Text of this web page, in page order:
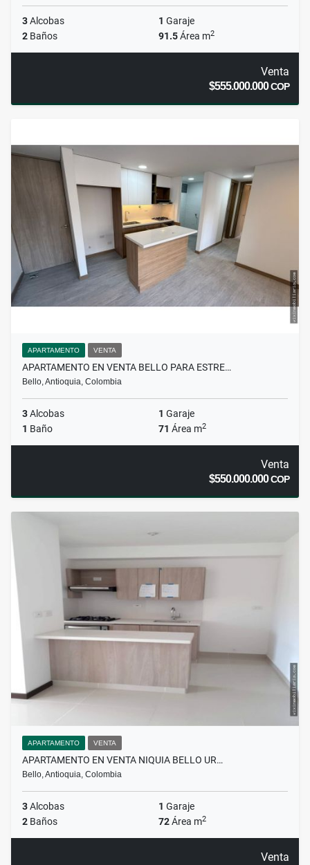
3Alcobas 1 Garaje
2 Baños 91.5Área m2
Venta
$555.000.000COP
APARTAMENTO VENTA
APARTAMENTO EN VENTA BELLO PARA ESTRE…
Bello, Antioquia, Colombia
3Alcobas 1 Garaje
1 Baño 71 Área m2
Venta
$550.000.000COP
APARTAMENTO VENTA
APARTAMENTO EN VENTA NIQUIA BELLO UR…
Bello, Antioquia, Colombia
3Alcobas 1 Garaje
2 Baños 72Área m2
Venta